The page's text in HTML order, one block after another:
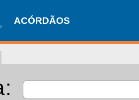
ACÓRDÃOS